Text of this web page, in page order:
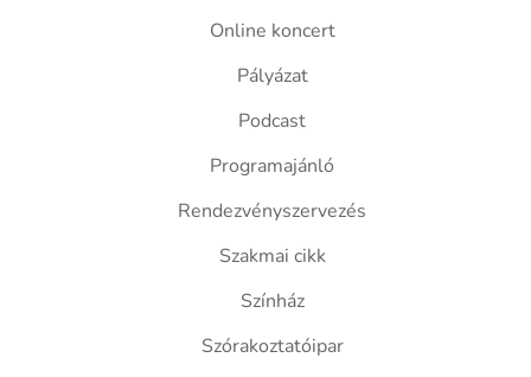
Online koncert
Pályázat
Podcast
Programajánló
Rendezvényszervezés
Szakmai cikk
Színház
Szórakoztatóipar